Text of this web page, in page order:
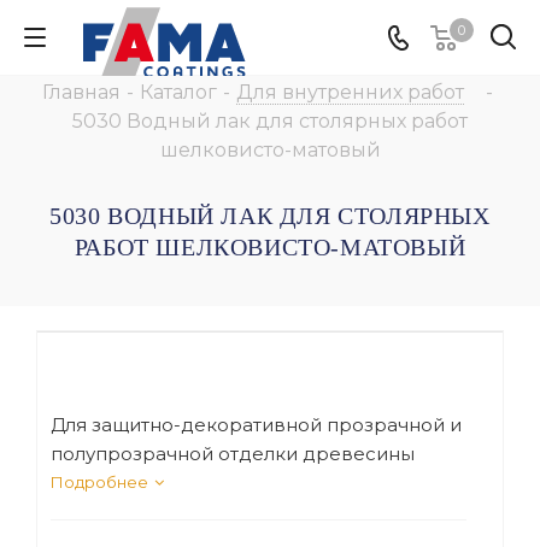
0
Главная - Каталог - Для внутренних работ
-
5030 Водный лак для столярных работ
шелковисто-матовый
5030 ВОДНЫЙ ЛАК ДЛЯ СТОЛЯРНЫХ
РАБОТ ШЕЛКОВИСТО-МАТОВЫЙ
Для защитно-декоративной прозрачной и
полупрозрачной отделки древесины
различных пород внутри помещений
Подробнее